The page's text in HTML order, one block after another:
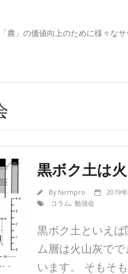
農」の価値向上のために様々な
黒ボク土は
Byfarmpro 2019
コラム,勉強会
黒ボク土といえ
ム層は火山灰で
います。 そもそ